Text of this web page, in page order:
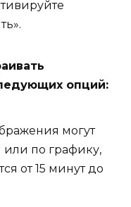
опций:
могут
или по графику,
от 15 минут до